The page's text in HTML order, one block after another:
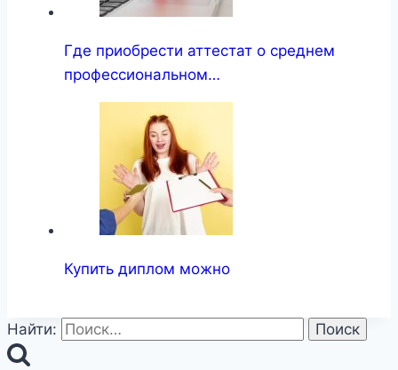
Где приобрести аттестат о среднем
профессиональном…
Купить диплом можно
Найти: